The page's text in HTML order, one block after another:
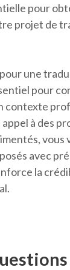
pour
projet de
une
pour
contexte
à des
vous
avec
la